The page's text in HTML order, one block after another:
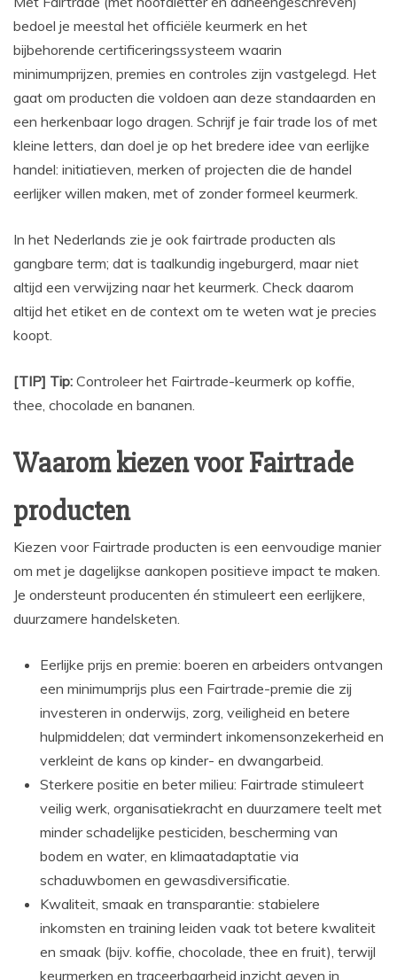
bedoel je meestal het officiële keurmerk en het
bijbehorende certificeringssysteem waarin
minimumprijzen, premies en controles zijn vastgelegd. Het
gaat om producten die voldoen aan deze standaarden en
een herkenbaar logo dragen. Schrijf je fair trade los of met
kleine letters, dan doel je op het bredere idee van eerlijke
handel: initiatieven, merken of projecten die de handel
eerlijker willen maken, met of zonder formeel keurmerk.
In het Nederlands zie je ook fairtrade producten als
gangbare term; dat is taalkundig ingeburgerd, maar niet
altijd een verwijzing naar het keurmerk. Check daarom
altijd het etiket en de context om te weten wat je precies
koopt.
[TIP] Tip: Controleer het Fairtrade-keurmerk op koffie,
thee, chocolade en bananen.
Waarom kiezen voor Fairtrade
producten
Kiezen voor Fairtrade producten is een eenvoudige manier
om met je dagelijkse aankopen positieve impact te maken.
Je ondersteunt producenten én stimuleert een eerlijkere,
duurzamere handelsketen.
Eerlijke prijs en premie: boeren en arbeiders ontvangen
een minimumprijs plus een Fairtrade-premie die zij
investeren in onderwijs, zorg, veiligheid en betere
hulpmiddelen; dat vermindert inkomensonzekerheid en
verkleint de kans op kinder- en dwangarbeid.
Sterkere positie en beter milieu: Fairtrade stimuleert
veilig werk, organisatiekracht en duurzamere teelt met
minder schadelijke pesticiden, bescherming van
bodem en water, en klimaatadaptatie via
schaduwbomen en gewasdiversificatie.
Kwaliteit, smaak en transparantie: stabielere
inkomsten en training leiden vaak tot betere kwaliteit
en smaak (bijv. koffie, chocolade, thee en fruit), terwijl
keurmerken en traceerbaarheid inzicht geven in